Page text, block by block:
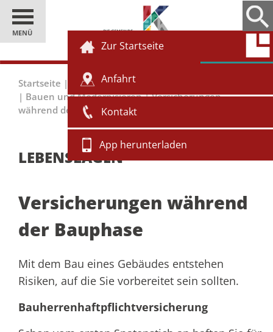
MENÜ
Zur Startseite
Anfahrt
Kontakt
App herunterladen
Startseite | Einwohner|Bürgerservice
| Bauen und Modernisieren|Versicherungen
während der Bauphase
LEBENSLAGEN
Versicherungen während
der Bauphase
Mit dem Bau eines Gebäudes entstehen
Risiken, auf die Sie vorbereitet sein sollten.
Bauherrenhaftpflichtversicherung